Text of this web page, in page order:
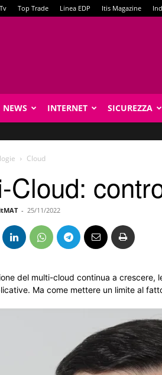
Top Trade Linea EDP Itis Magazine
NEWS INTERNET SICUREZZA
Cloud
Cloud:
- 25/11/2022
del multi-cloud continua a
Ma come mettere un limite al